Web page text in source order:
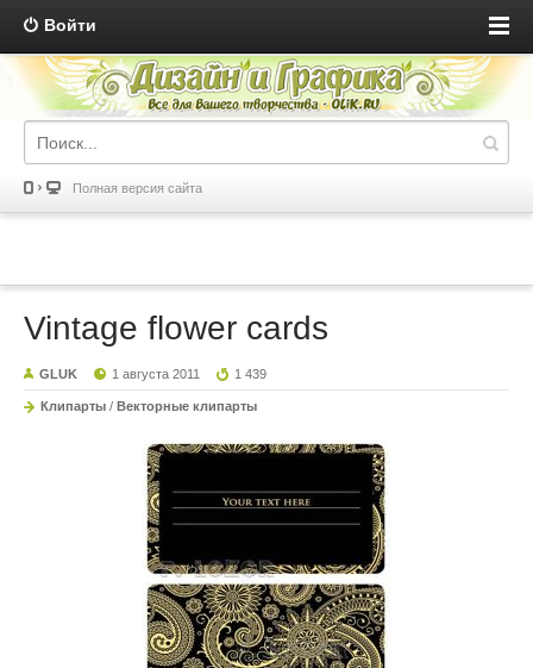
Войти
Полная версия сайта
Vintage flower cards
GLUK 1 августа 2011 1 439
Клипарты / Векторные клипарты